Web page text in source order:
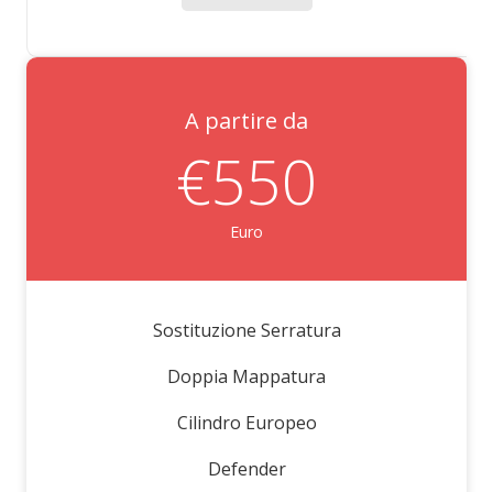
A partire da
€550
Euro
Sostituzione Serratura
Doppia Mappatura
Cilindro Europeo
Defender